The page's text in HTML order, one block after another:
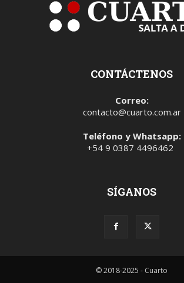
CONTÁCTENOS
Correo:
contacto@cuarto.com.ar
Teléfono y Whatsapp:
+54 9 0387 4496462
SÍGANOS
© 2018-2025 - Cuarto